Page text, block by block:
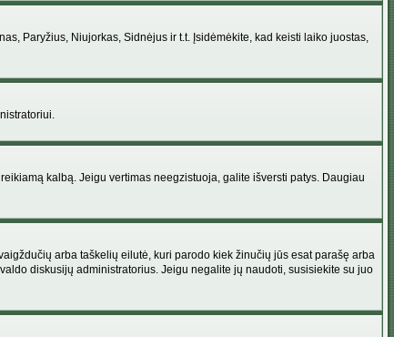
Paryžius, Niujorkas, Sidnėjus ir t.t. Įsidėmėkite, kad keisti laiko juostas,
kalbą. Jeigu vertimas neegzistuoja, galite išversti patys. Daugiau
arba taškelių eilutė, kuri parodo kiek žinučių jūs esat parašę arba
diskusijų administratorius. Jeigu negalite jų naudoti, susisiekite su juo